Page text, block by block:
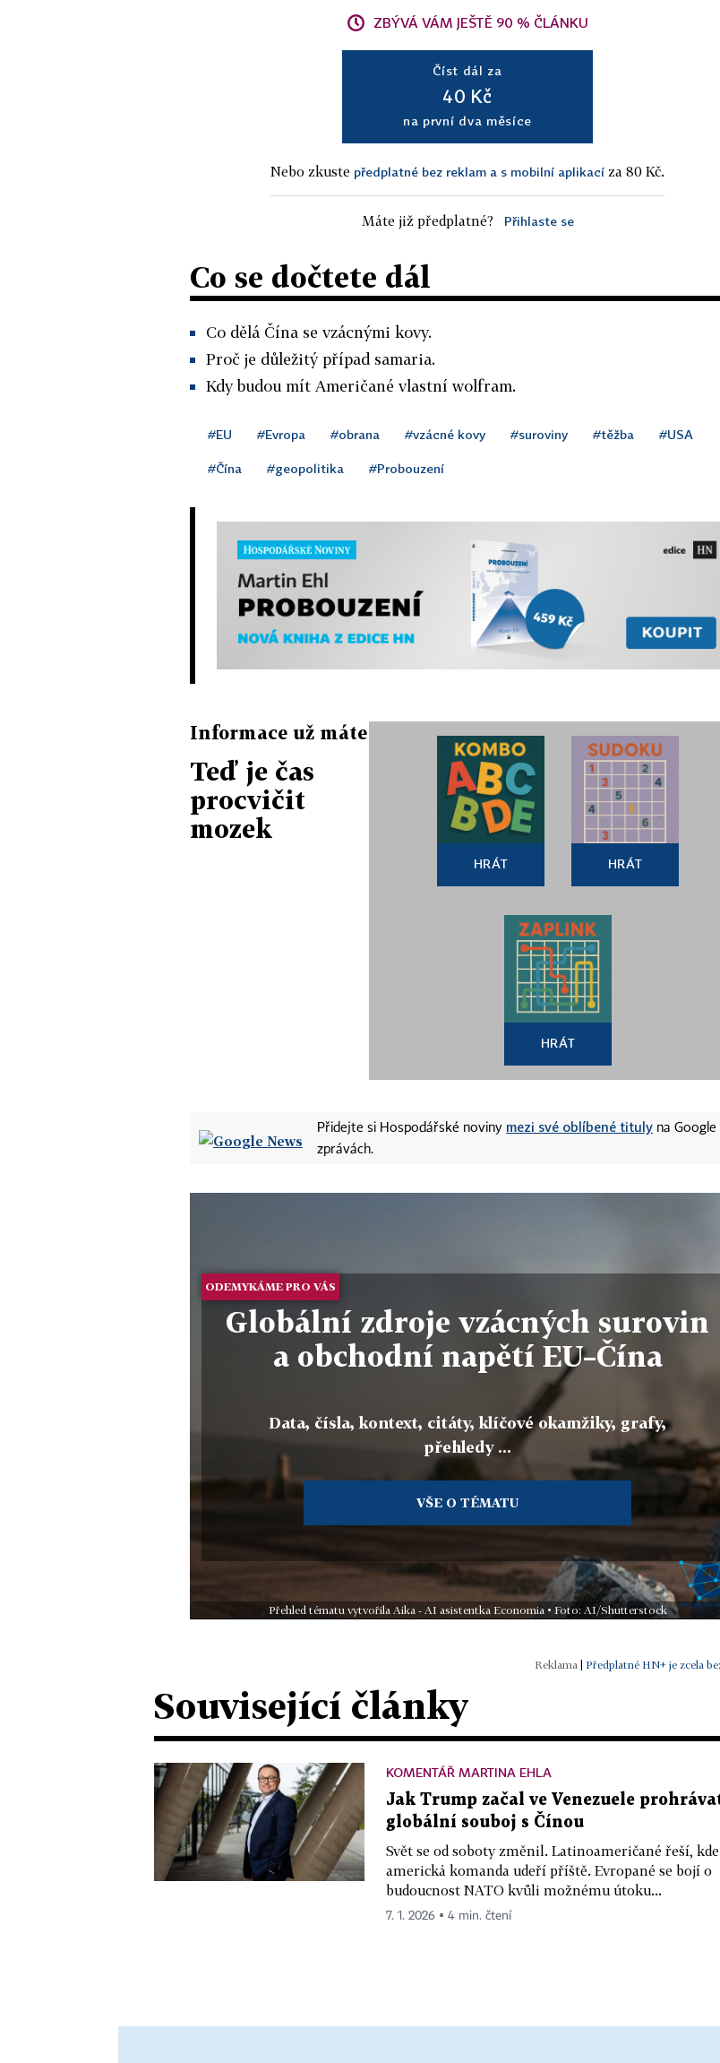
ZBÝVÁ VÁM JEŠTĚ 90 % ČLÁNKU
Číst dál za
40 Kč
na první dva měsíce
Nebo zkuste předplatné bez reklam a s mobilní aplikací za 80 Kč.
Máte již předplatné? Přihlaste se
Co se dočtete dál
Co dělá Čína se vzácnými kovy.
Proč je důležitý případ samaria.
Kdy budou mít Američané vlastní wolfram.
#EU #Evropa #obrana #vzácné kovy #suroviny #těžba #USA
#Čína #geopolitika #Probouzení
Informace už máte
Teď je čas
procvičit
mozek
HRÁT HRÁT
HRÁT
Přidejte si Hospodářské noviny mezi své oblíbené tituly na Google
zprávách.
ODEMYKÁME PRO VÁS
Globální zdroje vzácných surovin
a obchodní napětí EU–Čína
Data, čísla, kontext, citáty, klíčové okamžiky, grafy,
přehledy ...
VŠE O TÉMATU
Přehled tématu vytvořila Aika - AI asistentka Economia • Foto: AI/Shutterstock
Předplatné HN+ je zcela
Související články
KOMENTÁŘ MARTINA EHLA
Jak Trump začal ve Venezuele
globální souboj s Čínou
Svět se od soboty změnil. Latinoameričané řeší, kde
americká komanda udeří příště. Evropané se bojí o
budoucnost NATO kvůli možnému útoku...
7. 1. 2026 ▪ 4 min. čtení